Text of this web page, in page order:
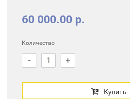
60 000.00 р.
Количество
- +
Купить